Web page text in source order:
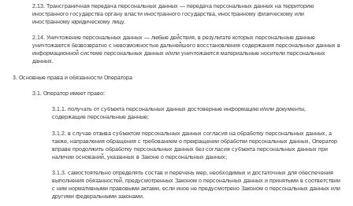
2.13. Трансграничная передача персональных данных — передача персональных данных на территорию
иностранного государства органу власти иностранного государства, иностранному физическому или
иностранному юридическому лицу.
2.14. Уничтожение персональных данных — любые действия, в результате которых персональные данные
уничтожаются безвозвратно с невозможностью дальнейшего восстановления содержания персональных данных в
информационной системе персональных данных и/или уничтожаются материальные носители персональных
данных.
3. Основные права и обязанности Оператора
3.1. Оператор имеет право:
3.1.1. получать от субъекта персональных данных достоверные информацию и/или документы,
содержащие персональные данные;
3.1.2. в случае отзыва субъектом персональных данных согласия на обработку персональных данных, а
также, направления обращения с требованием о прекращении обработки персональных данных, Оператор
вправе продолжить обработку персональных данных без согласия субъекта персональных данных при
наличии оснований, указанных в Законе о персональных данных;
3.1.3. самостоятельно определять состав и перечень мер, необходимых и достаточных для обеспечения
выполнения обязанностей, предусмотренных Законом о персональных данных и принятыми в соответствии
с ним нормативными правовыми актами, если иное не предусмотрено Законом о персональных данных или
другими федеральными законами.